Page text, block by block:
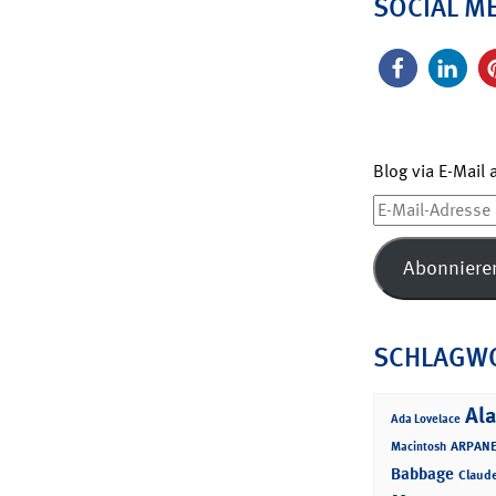
SOCIAL
Blog via E-Mail
E-
Mail-
Adresse
Ada Lovelace
Macintosh
Babbage